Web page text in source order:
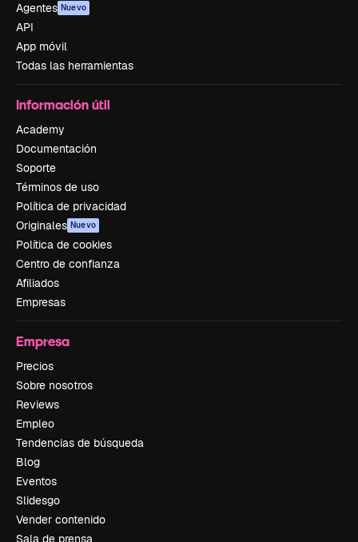
Agentes Nuevo
API
App móvil
Todas las herramientas
Información útil
Academy
Documentación
Soporte
Términos de uso
Política de privacidad
Originales Nuevo
Política de cookies
Centro de confianza
Afiliados
Empresas
Empresa
Precios
Sobre nosotros
Reviews
Empleo
Tendencias de búsqueda
Blog
Eventos
Slidesgo
Vender contenido
Sala de prensa